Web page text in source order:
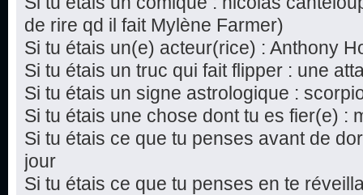
de rire qd il fait Mylène Farmer)
Si tu étais un(e) acteur(rice) : Anthony
Si tu étais un truc qui fait flipper : une
Si tu étais un signe astrologique :
Si tu étais une chose dont tu es fier(e) :
Si tu étais ce que tu penses avant de
jour
Si tu étais ce que tu penses en te